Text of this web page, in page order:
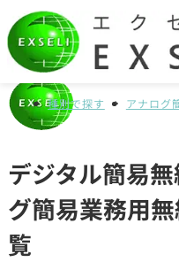
種別で探す アナログ
デジタル簡易
グ簡易業務用
覧